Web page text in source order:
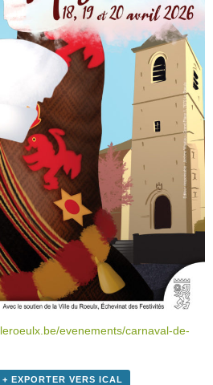
evenements/carnaval-de-
+ EXPORTER VERS ICAL